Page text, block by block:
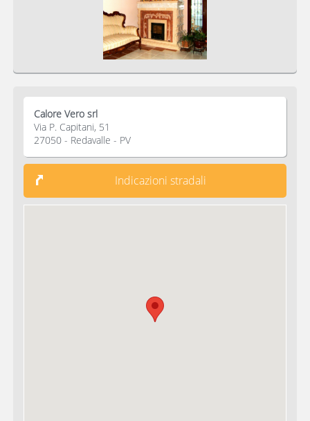
Calore Vero srl
Via P. Capitani, 51
27050 - Redavalle - PV
Indicazioni stradali